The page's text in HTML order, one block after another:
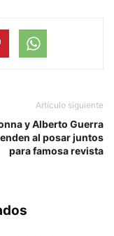
Artículo siguiente
y Alberto Guerra
al posar juntos
para famosa revista